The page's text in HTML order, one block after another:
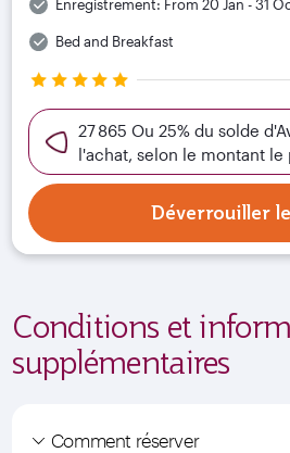
Enregistrement: From 20 Jan - 31
Bed and Breakfast
27 865 Ou 25% du solde
l'achat, selon le montant le
Déverrouiller
Conditions et
supplémentaires
Comment réserver